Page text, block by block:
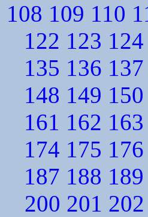
108 109 110
122 123 124
135 136 137
148 149 150
161 162 163
174 175 176
187 188 189
200 201 202